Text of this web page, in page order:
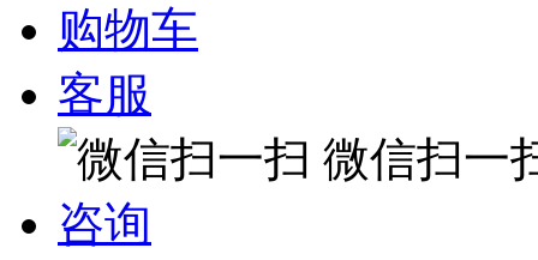
购物车
客服
微信扫一
咨询